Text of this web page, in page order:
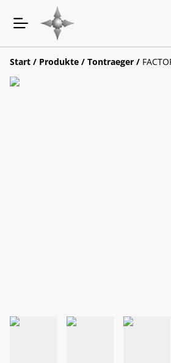
Start / Produkte / Tontraeger /